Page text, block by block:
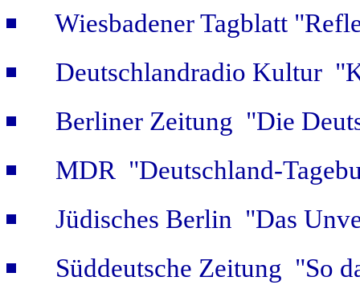
Wiesbadener Tagblatt
Deutschlandradio Kultur
Berliner Zeitung "Die
MDR "Deutschland-
Jüdisches Berlin "Das
Süddeutsche Zeitung "So